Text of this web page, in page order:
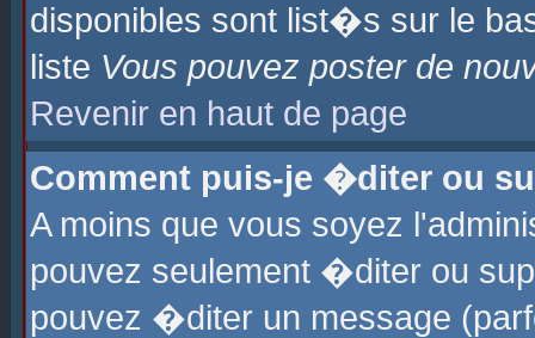
disponibles sont list�s sur le
liste Vous pouvez poster de
Revenir en haut de page
Comment puis-je �diter ou
A moins que vous soyez
pouvez seulement �diter ou
pouvez �diter un message